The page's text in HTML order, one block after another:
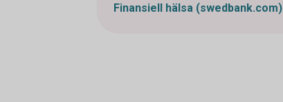
Finansiell hälsa (swedbank.com)